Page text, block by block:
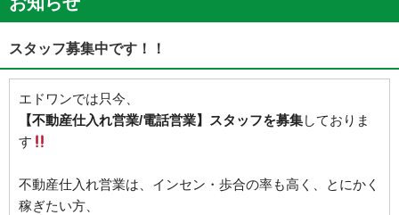
スタッフ募集中です！！
エドワンでは只今、
【不動産仕入れ営業/電話営業】スタッフを募集しておりま
す
不動産仕入れ営業は、インセン・歩合の率も高く、とにかく
稼ぎたい方、